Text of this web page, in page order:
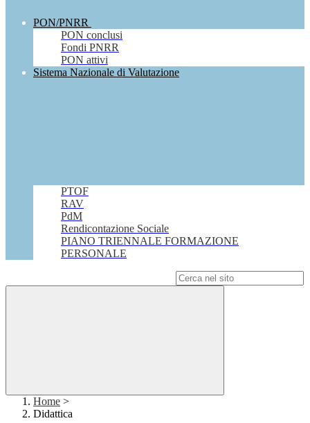
PON/PNRR
PON conclusi
Fondi PNRR
PON attivi
Sistema Nazionale di Valutazione
PTOF
RAV
PdM
Rendicontazione Sociale
PIANO TRIENNALE FORMAZIONE
PERSONALE
Home >
Didattica